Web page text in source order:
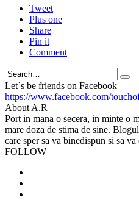
Tweet
Plus one
Share
Pin it
Comment
Let`s be friends on Facebook
https://www.facebook.com/
About A.R
Port in mana o secera, in minte o
mare doza de stima de sine.
care sper sa va binedispun si sa
FOLLOW